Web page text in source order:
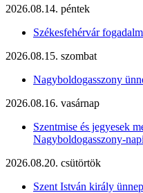
2026.08.14. péntek
Székesfehérvár
2026.08.15. szombat
Nagyboldogasszony
2026.08.16. vasárnap
Szentmise és jegyesek
Nagyboldogasszony-
2026.08.20. csütörtök
Szent István király